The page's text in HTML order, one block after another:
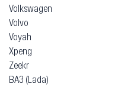
Volkswagen
Volvo
Voyah
Xpeng
Zeekr
ВАЗ (Lada)